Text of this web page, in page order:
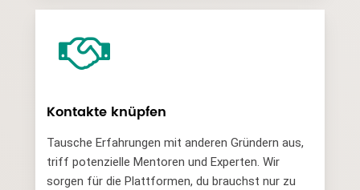
Kontakte knüpfen
Tausche Erfahrungen mit anderen Gründern aus,
triff potenzielle Mentoren und Experten. Wir
sorgen für die Plattformen, du brauchst nur zu